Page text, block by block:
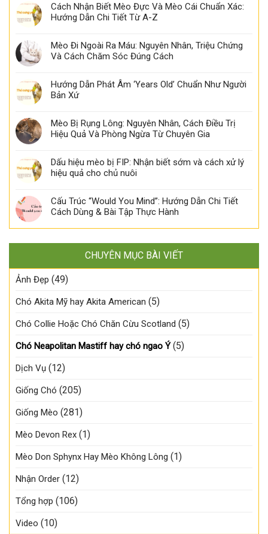
Cách Nhận Biết Mèo Đực Và Mèo Cái Chuẩn Xác:
Hướng Dẫn Chi Tiết Từ A-Z
Mèo Đi Ngoài Ra Máu: Nguyên Nhân, Triệu Chứng
Và Cách Chăm Sóc Đúng Cách
Hướng Dẫn Phát Âm ‘Years Old’ Chuẩn Như Người
Bản Xứ
Mèo Bị Rụng Lông: Nguyên Nhân, Cách Điều Trị
Hiệu Quả Và Phòng Ngừa Từ Chuyên Gia
Dấu hiệu mèo bị FIP: Nhận biết sớm và cách xử lý
hiệu quả cho chủ nuôi
Cấu Trúc “Would You Mind”: Hướng Dẫn Chi Tiết
Cách Dùng & Bài Tập Thực Hành
CHUYÊN MỤC BÀI VIẾT
Ảnh Đẹp (49)
Chó Akita Mỹ hay Akita American (5)
Chó Collie Hoặc Chó Chăn Cừu Scotland (5)
Chó Neapolitan Mastiff hay chó ngao Ý(5)
Dịch Vụ (12)
Giống Chó (205)
Giống Mèo (281)
Mèo Devon Rex (1)
Mèo Don Sphynx Hay Mèo Không Lông (1)
Nhận Order (12)
Tổng hợp (106)
Video (10)